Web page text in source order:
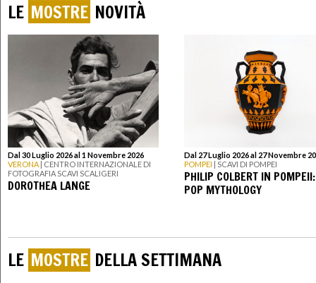
LE MOSTRE NOVITÀ
Dal 30 Luglio 2026 al 1 Novembre 2026
VERONA | CENTRO INTERNAZIONALE DI
FOTOGRAFIA SCAVI SCALIGERI
DOROTHEA LANGE
Dal 27 Luglio 2026 al 27 Novembre
POMPEI | SCAVI DI POMPEI
PHILIP COLBERT IN POMPEII:
POP MYTHOLOGY
LE MOSTRE DELLA SETTIMANA